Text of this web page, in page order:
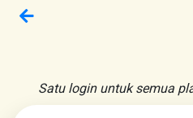
Satu login untuk semua